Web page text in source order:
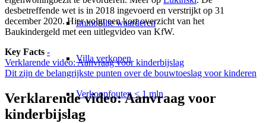
Immobilie waarderen
Villa verkopen
Verkoopfouten < 1 mln
desbetreffende wet is in 2018 ingevoerd en verstrijkt op 31
december 2020. Hier volgt een kort overzicht van het
Baukindergeld met een uitlegvideo van KfW.
Key Facts -
Verklarende video: Aanvraag voor kinderbijslag
Dit zijn de belangrijkste punten over de bouwtoeslag voor kinderen
Verklarende video: Aanvraag voor
kinderbijslag